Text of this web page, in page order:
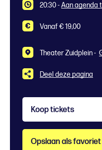
20:30-Aan agenda
Vanaf € 19,00
Theater Zuidplein -
Deel deze pagina
Koop tickets
Opslaan als favoriet